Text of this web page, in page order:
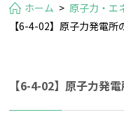
ホーム > 原子力・エ
【6-4-02】原子力発電所
【6-4-02】原子力発